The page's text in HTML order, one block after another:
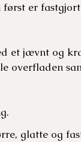
først er
et jævnt og
overfladen
glatte og